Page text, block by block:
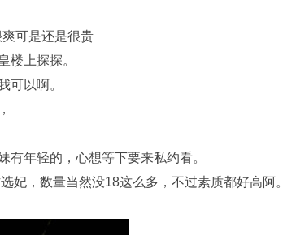
可是还是很贵
楼上探探。
可以啊。
年轻的，心想等下要来私约看。
妃，数量当然没18这么多，不过素质都好高阿。